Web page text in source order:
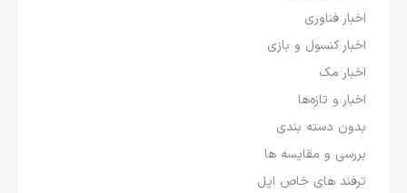
اخبار فناوری
اخبار کنسول و بازی
اخبار مک
اخبار و تازه‌ها
بدون دسته بندی
بررسی و مقایسه ها
ترفند های خاص اپل